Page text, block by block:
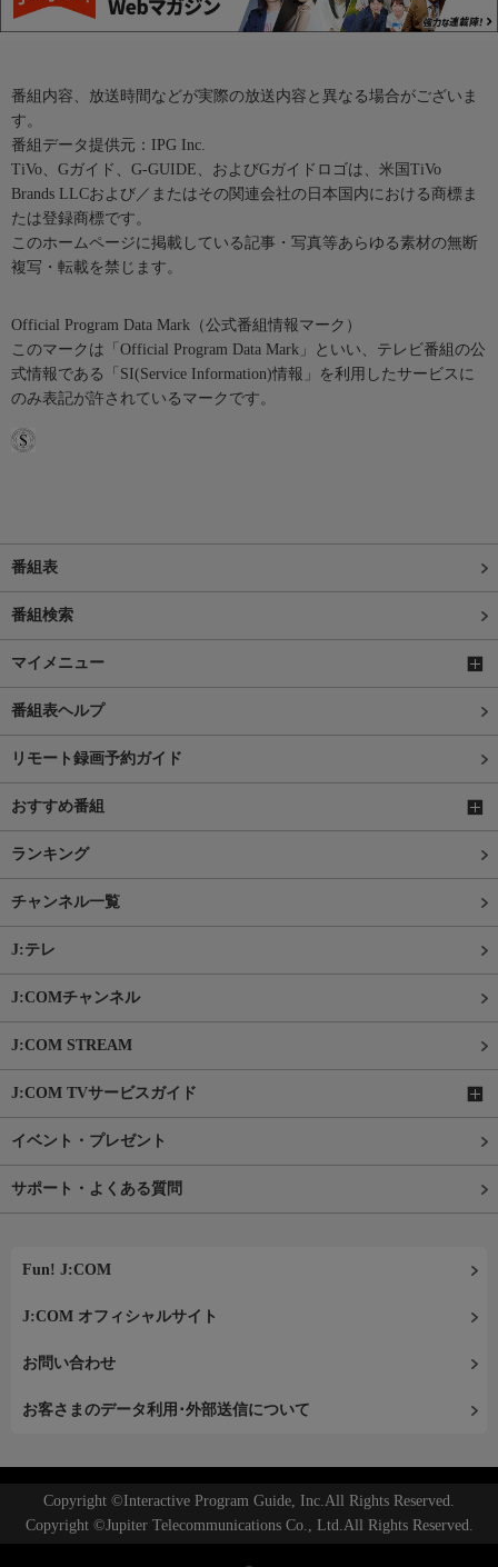
番組内容、放送時間などが実際の放送内容と異なる場合がございま
す。
番組データ提供元：IPG Inc.
TiVo、Gガイド、G-GUIDE、およびGガイドロゴは、米国TiVo
Brands LLCおよび／またはその関連会社の日本国内における商標ま
たは登録商標です。
このホームページに掲載している記事・写真等あらゆる素材の無断
複写・転載を禁じます。
Official Program Data Mark（公式番組情報マーク）
このマークは「Official Program Data Mark」といい、テレビ番組の公
式情報である「SI(Service Information)情報」を利用したサービスに
のみ表記が許されているマークです。
番組表
番組検索
マイメニュー
番組表ヘルプ
リモート録画予約ガイド
おすすめ番組
ランキング
チャンネル一覧
J:テレ
J:COMチャンネル
J:COM STREAM
J:COM TVサービスガイド
イベント・プレゼント
サポート・よくある質問
Fun! J:COM
J:COM オフィシャルサイト
お問い合わせ
お客さまのデータ利用･外部送信について
Copyright ©Interactive Program Guide, Inc.All Rights Reserved.
Copyright ©Jupiter Telecommunications Co., Ltd.All Rights Reserved.